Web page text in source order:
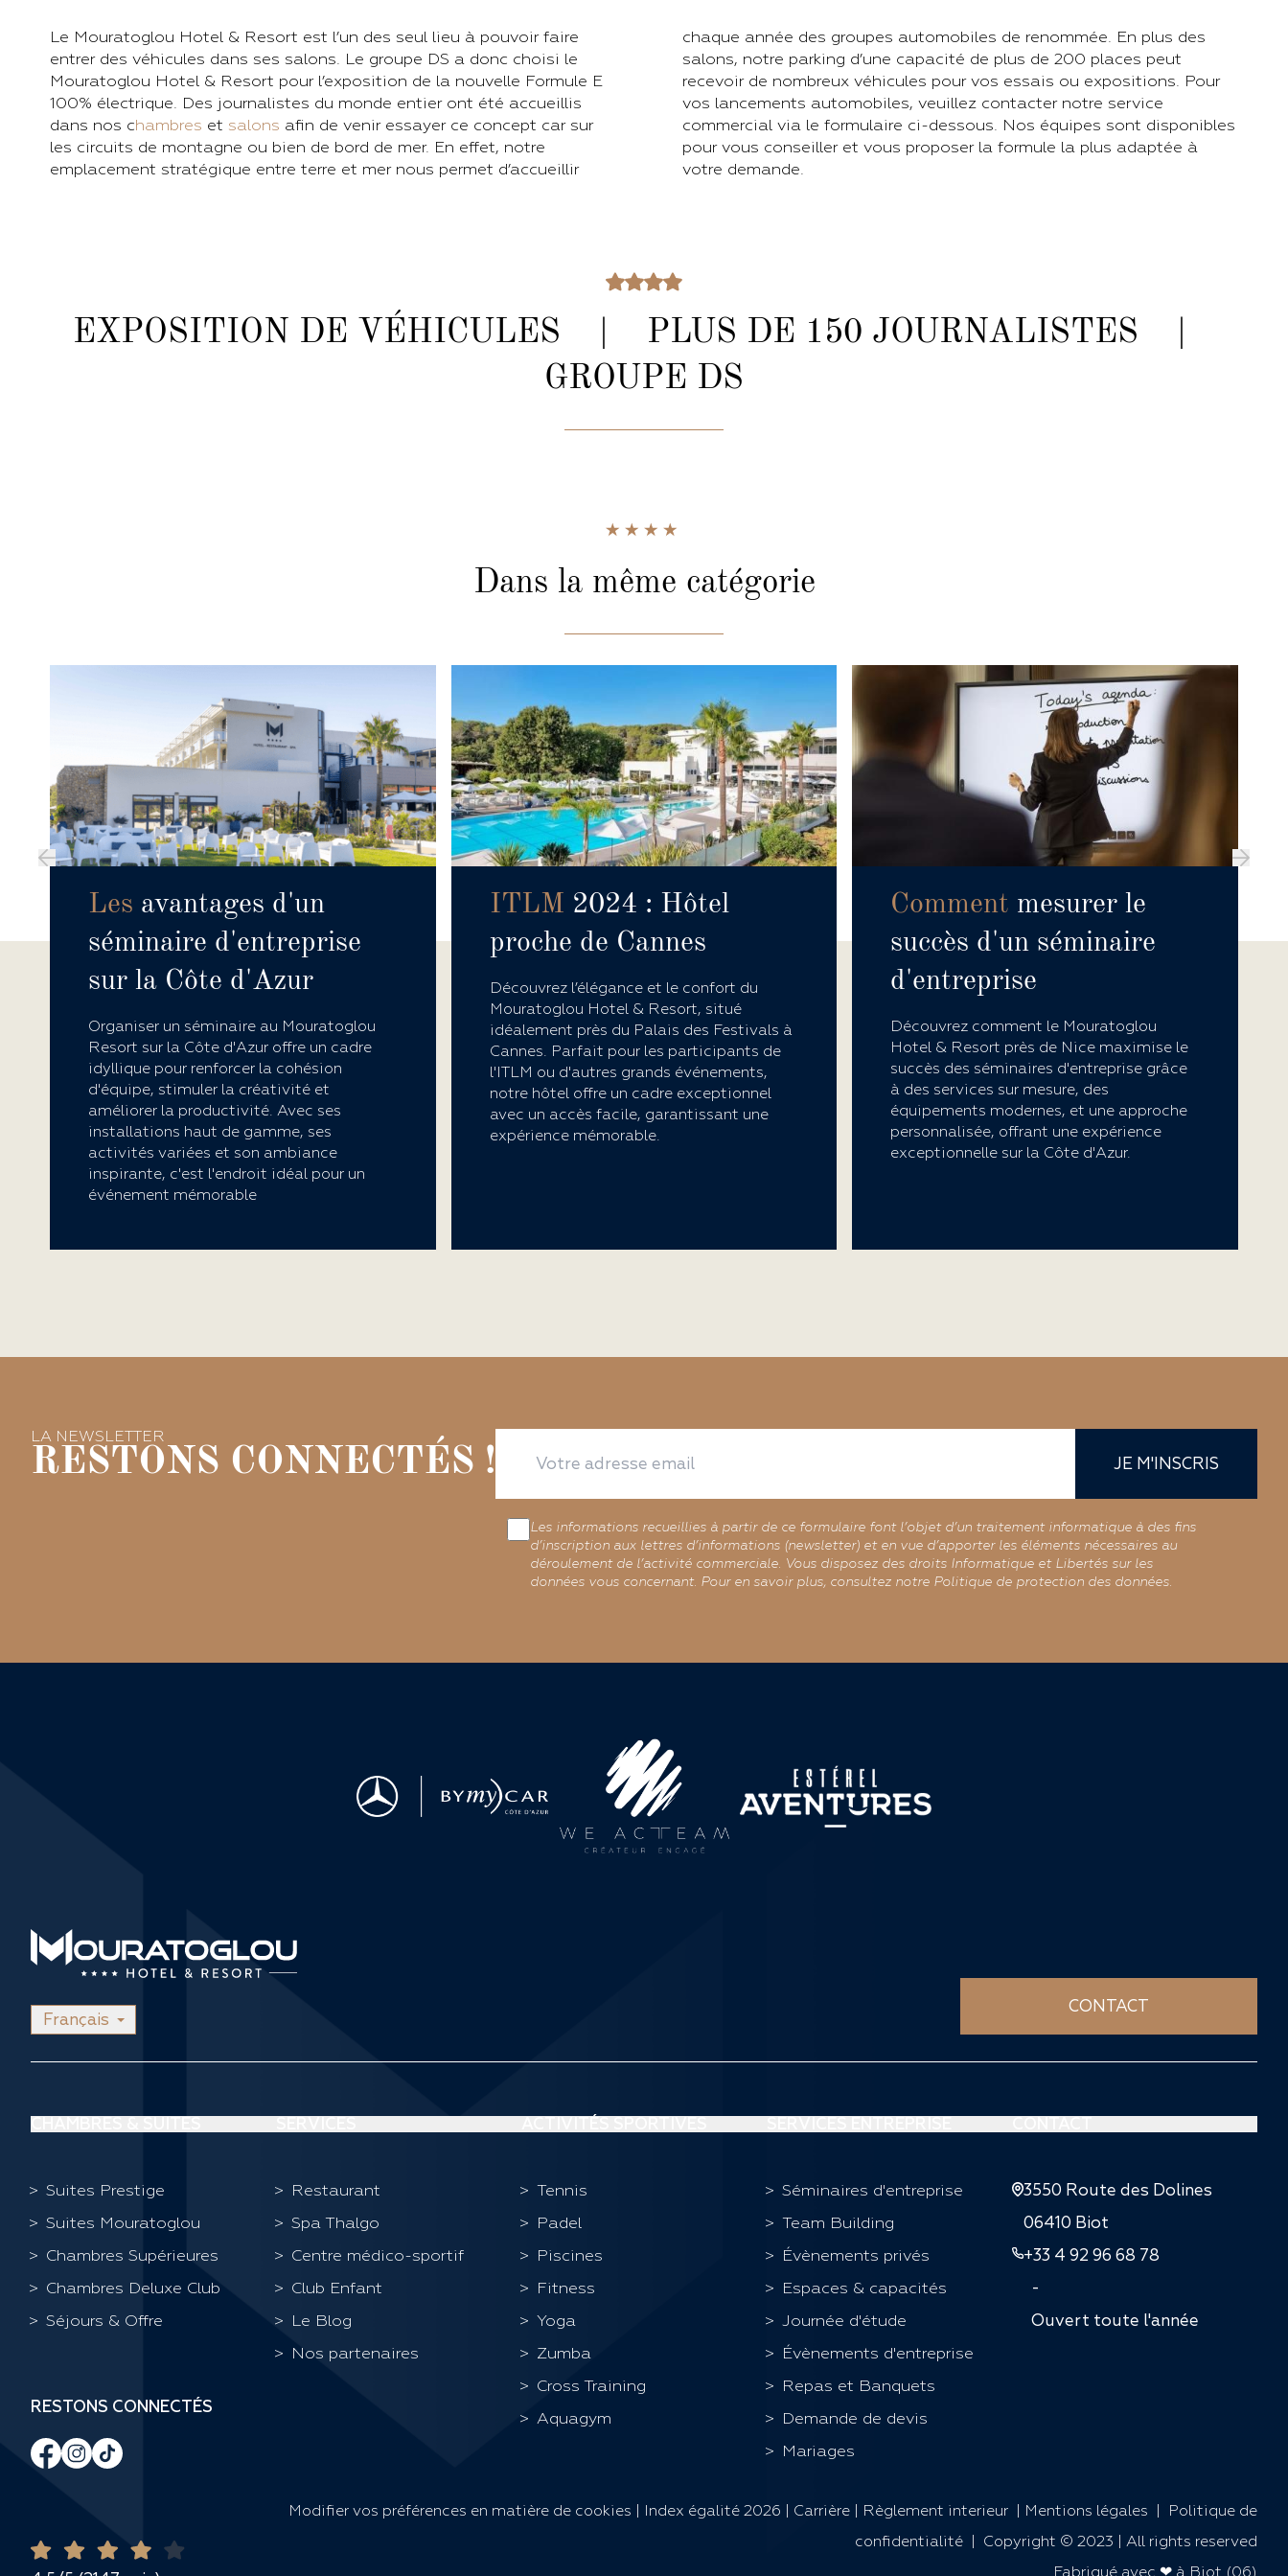
Le Mouratoglou Hotel & Resort est l’un des seul lieu à pouvoir faire
entrer des véhicules dans ses salons. Le groupe DS a donc choisi le
Mouratoglou Hotel & Resort pour l’exposition de la nouvelle Formule E
100% électrique. Des journalistes du monde entier ont été accueillis
dans nos chambres et salons afin de venir essayer ce concept car sur
les circuits de montagne ou bien de bord de mer. En effet, notre
emplacement stratégique entre terre et mer nous permet d’accueillir
chaque année des groupes automobiles de renommée. En plus des
salons, notre parking d’une capacité de plus de 200 places peut
recevoir de nombreux véhicules pour vos essais ou expositions. Pour
vos lancements automobiles, veuillez contacter notre service
commercial via le formulaire ci-dessous. Nos équipes sont disponibles
pour vous conseiller et vous proposer la formule la plus adaptée à
votre demande.
EXPOSITION DE VÉHICULES | PLUS DE 150 JOURNALISTES |
GROUPE DS
Dans la même catégorie
Les avantages d'un
séminaire d'entreprise
sur la Côte d'Azur
Organiser un séminaire au Mouratoglou
Resort sur la Côte d'Azur offre un cadre
idyllique pour renforcer la cohésion
d'équipe, stimuler la créativité et
améliorer la productivité. Avec ses
installations haut de gamme, ses
activités variées et son ambiance
inspirante, c'est l'endroit idéal pour un
événement mémorable
ITLM 2024 : Hôtel
proche de Cannes
Découvrez l’élégance et le confort du
Mouratoglou Hotel & Resort, situé
idéalement près du Palais des Festivals à
Cannes. Parfait pour les participants de
l'ITLM ou d'autres grands événements,
notre hôtel offre un cadre exceptionnel
avec un accès facile, garantissant une
expérience mémorable.
Comment mesurer le
succès d'un séminaire
d'entreprise
Découvrez comment le Mouratoglou
Hotel & Resort près de Nice maximise le
succès des séminaires d'entreprise grâce
à des services sur mesure, des
équipements modernes, et une approche
personnalisée, offrant une expérience
exceptionnelle sur la Côte d'Azur.
LA NEWSLETTER
RESTONS CONNECTÉS ! JE M'INSCRIS
Les informations recueillies à partir de ce formulaire font l’objet d’un traitement informatique à des fins
d’inscription aux lettres d’informations (newsletter) et en vue d’apporter les éléments nécessaires au
déroulement de l’activité commerciale. Vous disposez des droits Informatique et Libertés sur les
données vous concernant. Pour en savoir plus, consultez notre Politique de protection des données.
Français
CONTACT
Suites Prestige
Suites Mouratoglou
Chambres Supérieures
Chambres Deluxe Club
Séjours & Offre
RESTONS CONNECTÉS
Restaurant
Spa Thalgo
Centre médico-sportif
Club Enfant
Le Blog
Nos partenaires
Tennis
Padel
Piscines
Fitness
Yoga
Zumba
Cross Training
Aquagym
Séminaires d'entreprise
Team Building
Évènements privés
Espaces & capacités
Journée d'étude
Évènements d'entreprise
Repas et Banquets
Demande de devis
Mariages
3550 Route des Dolines
06410 Biot
+33 4 92 96 68 78
-
Ouvert toute l'année
Modifier vos préférences en matière de cookies Index égalité 2026 Carrière Règlement interieur Mentions légales
Politique de
confidentialité | Copyright © 2023 | All rights reserved